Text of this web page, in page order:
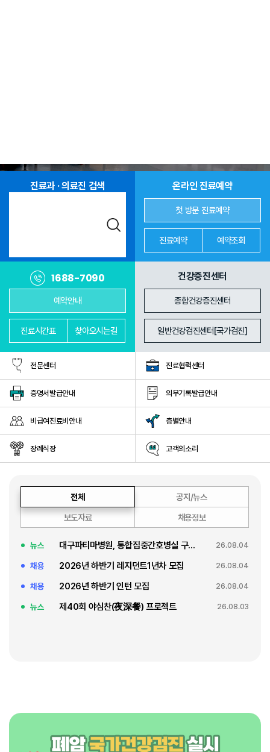
진료과 · 의료진 검색
진료과 의료진
온라인 진료예약
첫 방문 진료예약
진료예약 예약조회
1688-7090
예약안내
진료시간표 찾아오시는길
건강증진센터
종합건강증진센터
일반건강검진센터[국가검진]
전문센터 진료협력센터
증명서발급안내 의무기록발급안내
비급여진료비안내 층별안내
장례식장 고객의소리
전체
뉴스 대구파티마병원, 통합집중간호병실 구축 축복식 26.08.04
채용 2026년 하반기 레지던트1년차 모집 26.08.04
채용 2026년 하반기 인턴 모집 26.08.04
뉴스 제40회 야심찬(夜深餐) 프로젝트 26.08.03
공지/뉴스
보도자료
채용정보